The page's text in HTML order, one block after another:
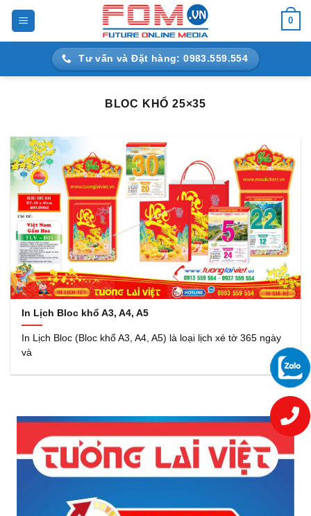
Bỏ
nội
0
Tư vấn và Đặt hàng: 0983.559.554
BLOC KHỔ 25×35
In Lịch Bloc khổ A3, A4, A5
In Lịch Bloc (Bloc khổ A3, A4, A5) là loại lịch xé tờ 365 ngày
và